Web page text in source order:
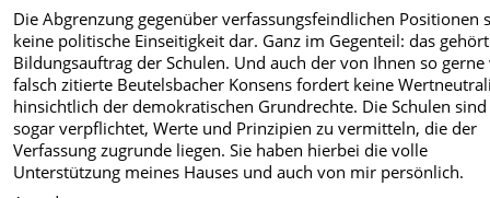
Die Abgrenzung gegenüber verfassungsfeindlichen Positionen
keine politische Einseitigkeit dar. Ganz im Gegenteil: das
Bildungsauftrag der Schulen. Und auch der von Ihnen so gerne
falsch zitierte Beutelsbacher Konsens fordert keine
hinsichtlich der demokratischen Grundrechte. Die Schulen sind
sogar verpflichtet, Werte und Prinzipien zu vermitteln, die der
Verfassung zugrunde liegen. Sie haben hierbei die volle
Unterstützung meines Hauses und auch von mir persönlich.